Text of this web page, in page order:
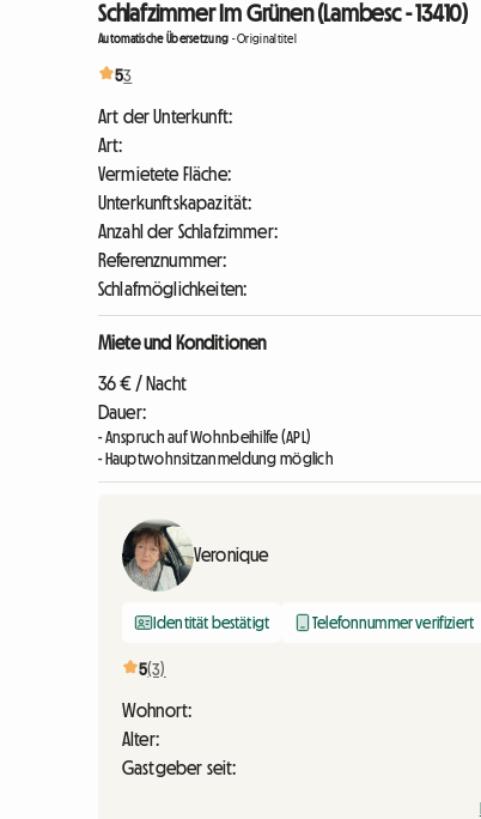
Schlafzimmer Im Grünen (Lambesc - 13410)
Automatische Übersetzung -Originaltitel
53
Art der Unterkunft:
Art:
Vermietete Fläche:
Unterkunftskapazität:
Anzahl der Schlafzimmer:
Referenznummer:
Schlafmöglichkeiten:
Miete und Konditionen
36 € / Nacht
Dauer:
- Anspruch auf Wohnbeihilfe (APL)
- Hauptwohnsitzanmeldung möglich
Veronique
Identität bestätigt Telefonnummer verifiziert
5(3)
Wohnort:
Alter:
Gastgeber seit: